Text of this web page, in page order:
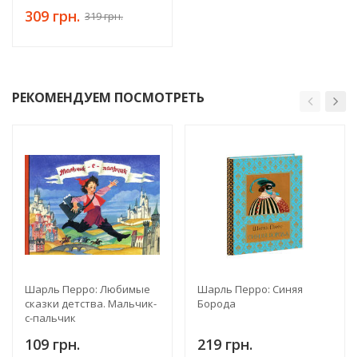
309 грн. 319 грн.
РЕКОМЕНДУЕМ ПОСМОТРЕТЬ
Шарль Перро: Любимые
сказки детства. Мальчик-
с-пальчик
109 грн.
Шарль Перро: Синяя
Борода
219 грн.